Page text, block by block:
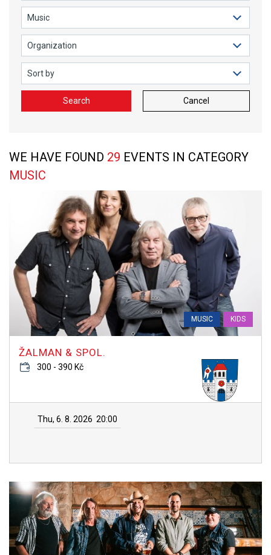
Search Cancel
WE HAVE FOUND 29 EVENTS IN CATEGORY
MUSIC
MUSIC KIDS
ŽALMAN & SPOL.
300 - 390 Kč
Thu, 6. 8. 2026 20:00